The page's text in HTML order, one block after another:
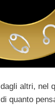
altri, nel
quanto